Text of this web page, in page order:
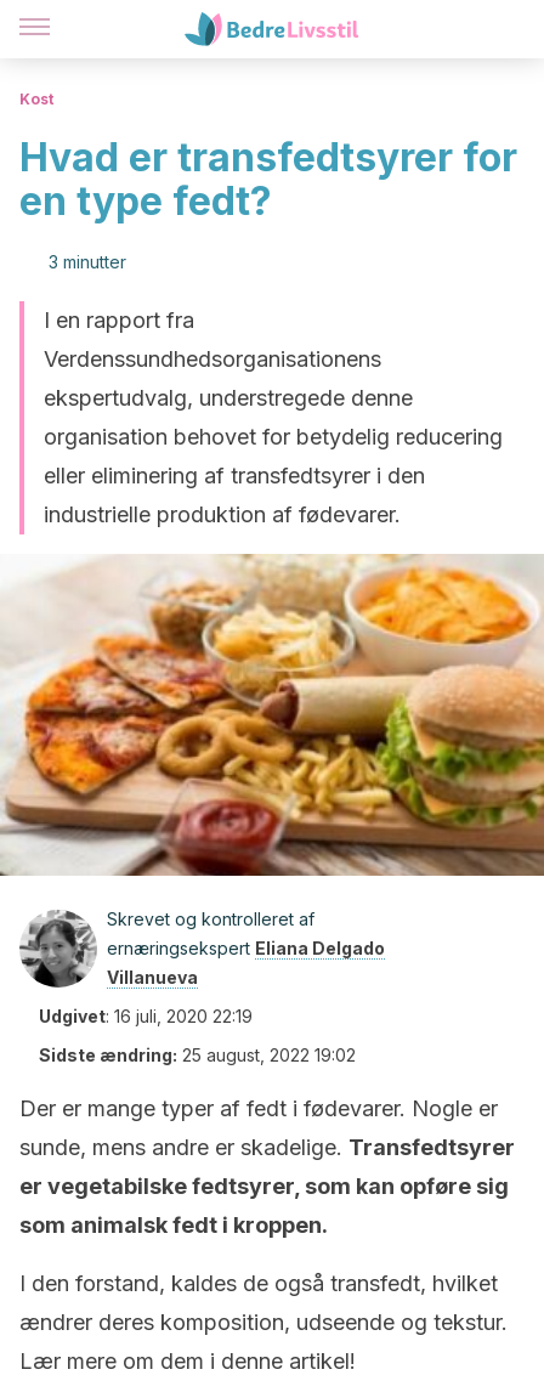
Kost
Hvad er transfedtsyrer for
en type fedt?
3 minutter
I en rapport fra
Verdenssundhedsorganisationens
ekspertudvalg, understregede denne
organisation behovet for betydelig reducering
eller eliminering af transfedtsyrer i den
industrielle produktion af fødevarer.
Skrevet og kontrolleret af
ernæringsekspert Eliana Delgado
Villanueva
Udgivet: 16 juli, 2020 22:19
Sidste ændring: 25 august, 2022 19:02
Der er mange typer af fedt i fødevarer. Nogle er
sunde, mens andre er skadelige. Transfedtsyrer
er vegetabilske fedtsyrer, som kan opføre sig
som animalsk fedt i kroppen.
I den forstand, kaldes de også transfedt, hvilket
ændrer deres komposition, udseende og tekstur.
Lær mere om dem i denne artikel!